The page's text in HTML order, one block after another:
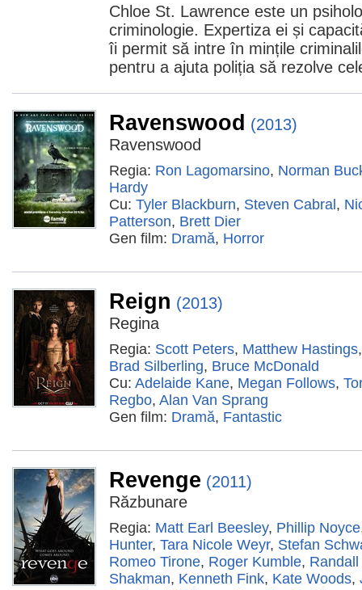
Chloe St. Lawrence este un
criminologie. Expertiza ei și
îi permit să intre în mințile
pentru a ajuta poliția să rezolve
Ravenswood (2013)
Ravenswood
Regia: Ron Lagomarsino, Norman
Hardy
Cu: Tyler Blackburn, Steven Cabral ,
Patterson, Brett Dier
Gen film: Dramă, Horror
Reign (2013)
Regina
Regia: Scott Peters, Matthew Hastings
Brad Silberling, Bruce McDonald
Cu: Adelaide Kane, Megan Follows,
Regbo, Alan Van Sprang
Gen film: Dramă, Fantastic
Revenge (2011)
Răzbunare
Regia: Matt Earl Beesley, Phillip Noyce
Hunter, Tara Nicole Weyr, Stefan
Romeo Tirone, Roger Kumble,
Shakman, Kenneth Fink, Kate Woods,